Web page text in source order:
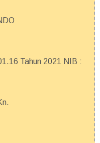
Tahun 2021 NIB :